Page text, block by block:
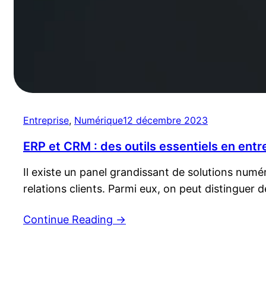
Entreprise, Numérique12 décembre 2023
ERP et CRM : des outils essentiels en
Il existe un panel grandissant de solutions
relations clients. Parmi eux, on peut distinguer
Continue Reading →